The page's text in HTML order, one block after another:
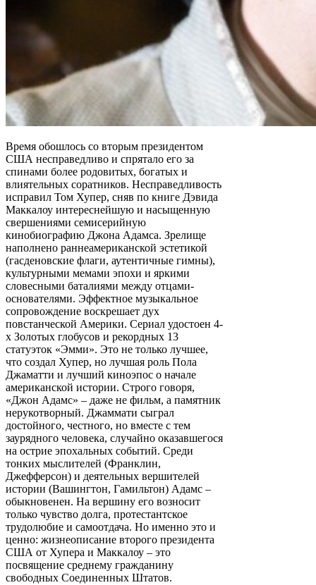
Время обошлось со вторым президентом
США несправедливо и спрятало его за
спинами более родовитых, богатых и
влиятельных соратников. Несправедливость
исправил Том Хупер, сняв по книге Дэвида
Маккалоу интереснейшую и насыщенную
свершениями семисерийную
кинобиографию Джона Адамса. Зрелище
наполнено раннеамериканской эстетикой
(гасденовские флаги, аутентичные гимны),
культурными мемами эпохи и яркими
словесными баталиями между отцами-
основателями. Эффектное музыкальное
сопровождение воскрешает дух
повстанческой Америки. Сериал удостоен 4-
х Золотых глобусов и рекордных 13
статуэток «Эмми». Это не только лучшее,
что создал Хупер, но лучшая роль Пола
Джаматти и лучший киноэпос о начале
американской истории. Строго говоря,
«Джон Адамс» – даже не фильм, а памятник
нерукотворный. Джаммати сыграл
достойного, честного, но вместе с тем
заурядного человека, случайно оказавшегося
на острие эпохальных событий. Среди
тонких мыслителей (Франклин,
Джефферсон) и деятельных вершителей
истории (Вашингтон, Гамильтон) Адамс –
обыкновенен. На вершину его возносит
только чувство долга, протестантское
трудолюбие и самоотдача. Но именно это и
ценно: жизнеописание второго президента
США от Хупера и Маккалоу – это
посвящение среднему гражданину
свободных Соединенных Штатов.